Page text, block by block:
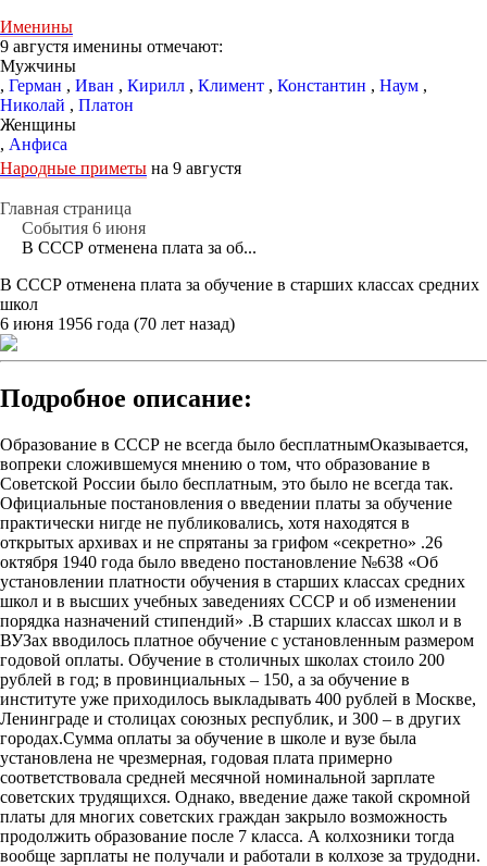
Именины
9 августя именины отмечают:
Мужчины
, Герман , Иван , Кирилл , Климент , Константин , Наум ,
Николай , Платон
Женщины
, Анфиса
Народные приметы на 9 августя
Главная страница
События 6 июня
В СССР отменена плата за об...
В СССР отменена плата за обучение в старших классах средних
школ
6 июня 1956 года (70 лет назад)
Подробное описание:
Образование в СССР не всегда было бесплатнымОказывается,
вопреки сложившемуся мнению о том, что образование в
Советской России было бесплатным, это было не всегда так.
Официальные постановления о введении платы за обучение
практически нигде не публиковались, хотя находятся в
открытых архивах и не спрятаны за грифом «секретно» .26
октября 1940 года было введено постановление №638 «Об
установлении платности обучения в старших классах средних
школ и в высших учебных заведениях СССР и об изменении
порядка назначений стипендий» .В старших классах школ и в
ВУЗах вводилось платное обучение с установленным размером
годовой оплаты. Обучение в столичных школах стоило 200
рублей в год; в провинциальных – 150, а за обучение в
институте уже приходилось выкладывать 400 рублей в Москве,
Ленинграде и столицах союзных республик, и 300 – в других
городах.Сумма оплаты за обучение в школе и вузе была
установлена не чрезмерная, годовая плата примерно
соответствовала средней месячной номинальной зарплате
советских трудящихся. Однако, введение даже такой скромной
платы для многих советских граждан закрыло возможность
продолжить образование после 7 класса. А колхозники тогда
вообще зарплаты не получали и работали в колхозе за трудодни.